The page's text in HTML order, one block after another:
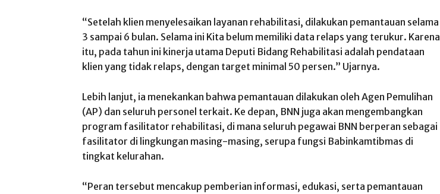
“Setelah klien menyelesaikan layanan rehabilitasi, dilakukan pemantauan selama
3 sampai 6 bulan. Selama ini Kita belum memiliki data relaps yang terukur. Karena
itu, pada tahun ini kinerja utama Deputi Bidang Rehabilitasi adalah pendataan
klien yang tidak relaps, dengan target minimal 50 persen.” Ujarnya.
Lebih lanjut, ia menekankan bahwa pemantauan dilakukan oleh Agen Pemulihan
(AP) dan seluruh personel terkait. Ke depan, BNN juga akan mengembangkan
program fasilitator rehabilitasi, di mana seluruh pegawai BNN berperan sebagai
fasilitator di lingkungan masing-masing, serupa fungsi Babinkamtibmas di
tingkat kelurahan.
“Peran tersebut mencakup pemberian informasi, edukasi, serta pemantauan